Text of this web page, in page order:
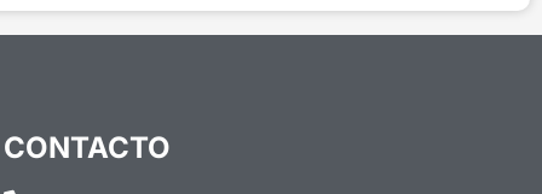
CONTACTO